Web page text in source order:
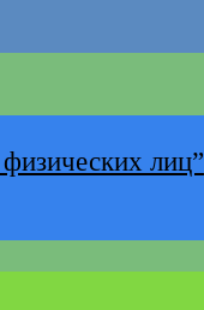
лиц”